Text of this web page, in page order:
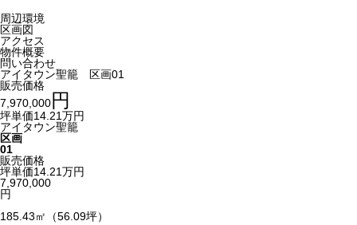
周辺環境
区画図
アクセス
物件概要
問い合わせ
アイタウン聖籠 区画01
販売価格
7,970,000 円
坪単価14.21万円
アイタウン聖籠
区画
01
販売価格
坪単価14.21万円
7,970,000
円
185.43㎡（56.09坪）